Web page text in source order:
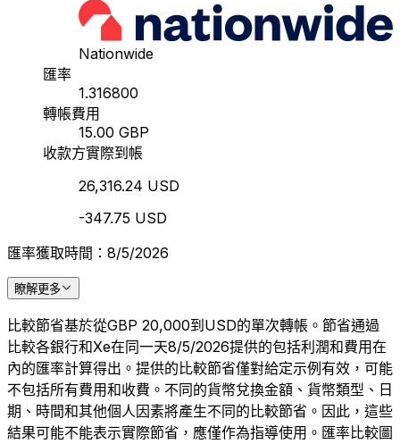
Nationwide
匯率
1.316800
轉帳費用
15.00 GBP
收款方實際到帳
26,316.24 USD
-347.75 USD
匯率獲取時間：8/5/2026
瞭解更多
比較節省基於從GBP 20,000到USD的單次轉帳。節省通過
比較各銀行和Xe在同一天8/5/2026提供的包括利潤和費用在
內的匯率計算得出。提供的比較節省僅對給定示例有效，可能
不包括所有費用和收費。不同的貨幣兌換金額、貨幣類型、日
期、時間和其他個人因素將產生不同的比較節省。因此，這些
結果可能不能表示實際節省，應僅作為指導使用。匯率比較圖